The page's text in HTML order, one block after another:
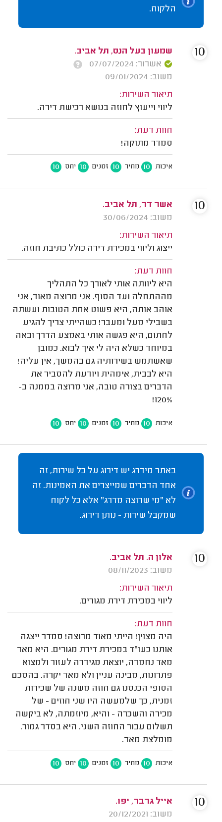
הלקוח.
שמעון בעל הנס, תל אביב.
אשרור: 07/07/2024
משוב: 09/01/2024
תיאור השירות:
ליווי וייעוץ לחוזה בנושא רכישת דירה.
חוות דעת:
סמדר מתוקה!
איכות 10 מחיר 10 זמנים 10 יחס 10
10
אשר דר, תל אביב.
משוב: 30/06/2024
תיאור השירות:
ייצוג וליווי במכירת דירה כולל כתיבת חוזה.
חוות דעת:
היא ליוותה אותי לאורך כל התהליך
מההתחלה ועד הסוף. אני מרוצה מאוד, אני
אוהב אותה, היא פשוט אחת הטובות ועשתה
בשבילי מעל ומעבר! כשהייתי צריך להגיע
לחתום, היא פגשה אותי באמצע הדרך ובאה
במיוחד כשלא היה לי איך לבוא. כמובן
שאשתמש בשירותיה גם בהמשך, אין עליה!
היא לבבית, אימהית ויודעת להסביר את
הדברים בצורה טובה, אני מרוצה בממנה ב-
120%!
איכות 10 מחיר 10 זמנים 10 יחס 10
10
באתר מידרג יש דירוג על כל שירות, זה
אחד הדברים שמייצרים את האמינות. זה
לא "מי שרוצה מדרג" אלא כל לקוח
שמקבל שירות - נותן דירוג.
אלון ה. תל אביב.
משוב: 08/11/2023
תיאור השירות:
ליווי במכירת דירת מגורים.
חוות דעת:
היה מצוין! הייתי מאוד מרוצה! סמדר ייצגה
אותנו כעו"ד במכירת דירת מגורים. היא מאד
מאד נחמדה, יוצאת מגידרה לעזור ולמצוא
פתרונות, מבינה עניין ולא מאד יקרה. בהסכם
הסופי הכנסנו גם חוזה משנה של שכירות
זמנית, כך שלמעשה היו שני חוזים - של
מכירה והשכרה - והיא, מיוזמתה, לא ביקשה
תשלום עבור החוזה השני. היא בסדר גמור.
מומלצת מאד.
איכות 10 מחיר 10 זמנים 10 יחס 10
10
אייל גרבר, יפו.
משוב: 20/12/2021
10